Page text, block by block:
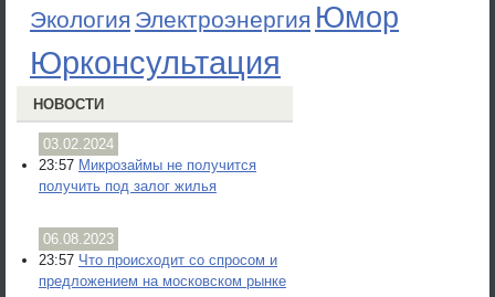
Экология Электроэнергия Юмор
Юрконсультация
НОВОСТИ
03.02.2024
23:57 Микрозаймы не получится
получить под залог жилья
06.08.2023
23:57 Что происходит со спросом и
предложением на московском рынке